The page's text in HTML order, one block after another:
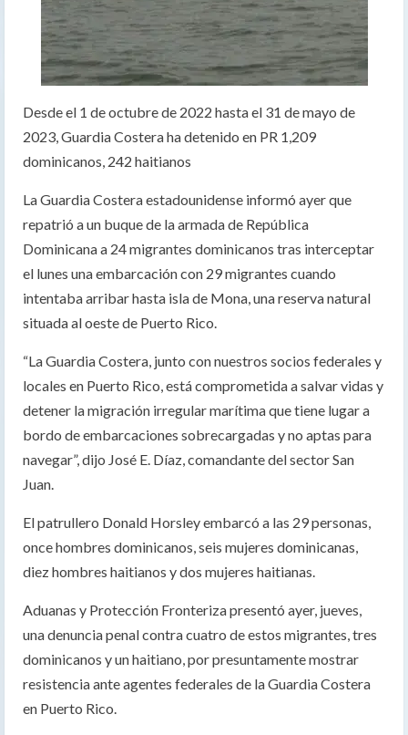
Desde el 1 de octubre de 2022 hasta el 31 de mayo de
2023, Guardia Costera ha detenido en PR 1,209
dominicanos, 242 haitianos
La Guardia Costera estadounidense informó ayer que
repatrió a un buque de la armada de República
Dominicana a 24 migrantes dominicanos tras interceptar
el lunes una embarcación con 29 migrantes cuando
intentaba arribar hasta isla de Mona, una reserva natural
situada al oeste de Puerto Rico.
“La Guardia Costera, junto con nuestros socios federales y
locales en Puerto Rico, está comprometida a salvar vidas y
detener la migración irregular marítima que tiene lugar a
bordo de embarcaciones sobrecargadas y no aptas para
navegar”, dijo José E. Díaz, comandante del sector San
Juan.
El patrullero Donald Horsley embarcó a las 29 personas,
once hombres dominicanos, seis mujeres dominicanas,
diez hombres haitianos y dos mujeres haitianas.
Aduanas y Protección Fronteriza presentó ayer, jueves,
una denuncia penal contra cuatro de estos migrantes, tres
dominicanos y un haitiano, por presuntamente mostrar
resistencia ante agentes federales de la Guardia Costera
en Puerto Rico.